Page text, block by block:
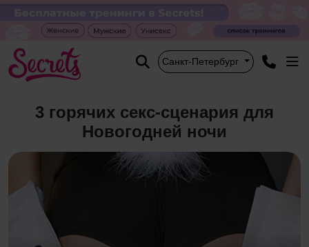
Санкт-Петербург
3 горячих секс-сценария для
Новогодней ночи